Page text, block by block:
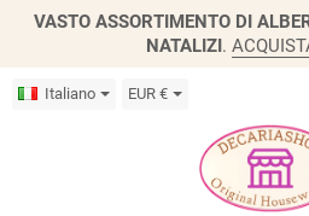
VASTO ASSORTIMENTO DI
NATALIZI.
Italiano EUR €